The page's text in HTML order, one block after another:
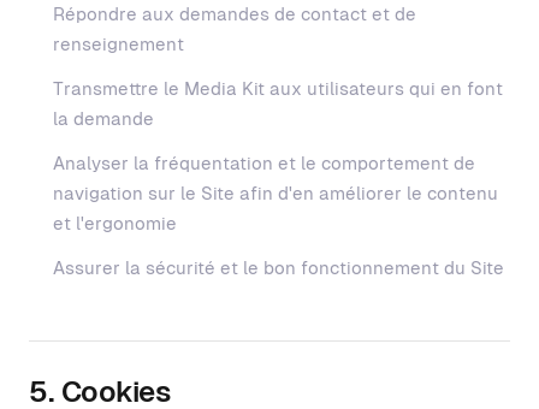
Répondre aux demandes de contact et de
renseignement
Transmettre le Media Kit aux utilisateurs qui en font
la demande
Analyser la fréquentation et le comportement de
navigation sur le Site afin d'en améliorer le contenu
et l'ergonomie
Assurer la sécurité et le bon fonctionnement du Site
5. Cookies